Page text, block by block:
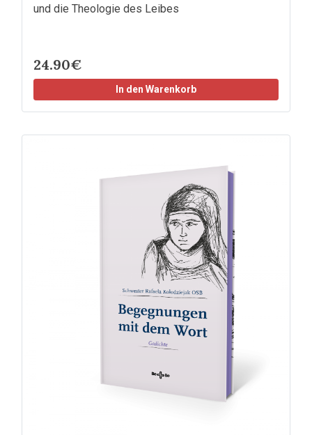
und die Theologie des Leibes
24.90€
In den Warenkorb